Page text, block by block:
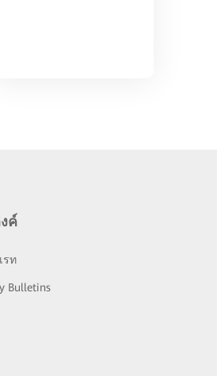
ค์
รท
Bulletins